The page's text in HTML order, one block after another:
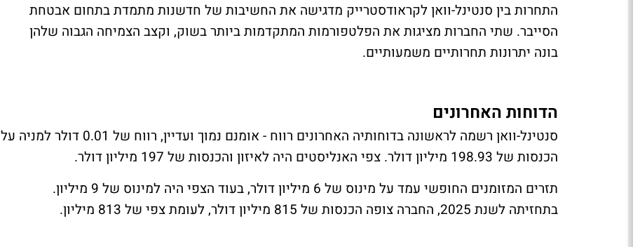
התחרות בין סנטינל-וואן לקראודסטרייק מדגישה את החשיבות של חדשנות מתמדת בתחום אבטחת
הסייבר. שתי החברות מציגות את הפלטפורמות המתקדמות ביותר בשוק, וקצב הצמיחה הגבוה שלהן
בונה יתרונות תחרותיים משמעותיים.
הדוחות האחרונים
סנטינל-וואן רשמה לראשונה בדוחותיה האחרונים רווח - אומנם נמוך ועדיין, רווח של 0.01 דולר למניה על
הכנסות של 198.93 מיליון דולר. צפי האנליסטים היה לאיזון והכנסות של 197 מיליון דולר.
תזרים המזומנים החופשי עמד על מינוס של 6 מיליון דולר, בעוד הצפי היה למינוס של 9 מיליון.
בתחזיתה לשנת 2025, החברה צופה הכנסות של 815 מיליון דולר, לעומת צפי של 813 מיליון.